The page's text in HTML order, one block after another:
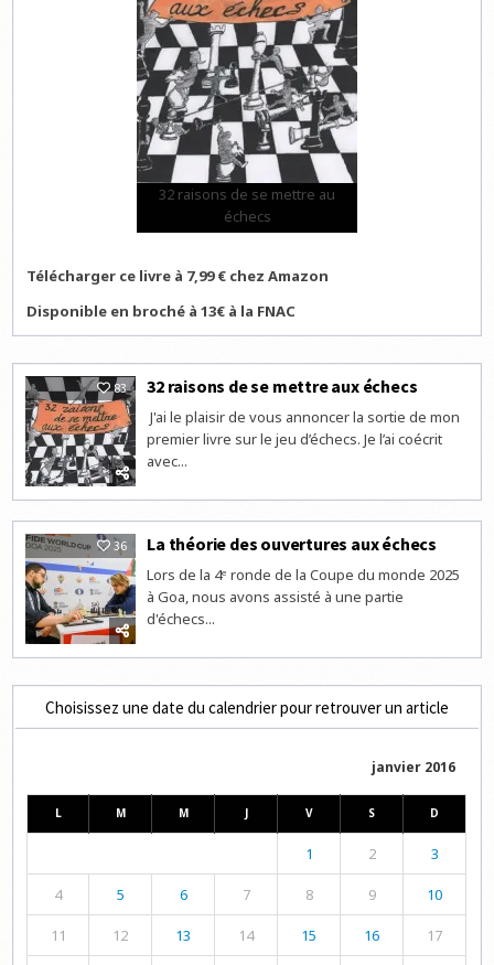
32 raisons de se mettre au
échecs
Télécharger ce livre à 7,99 € chez Amazon
Disponible en broché à 13€ à la FNAC
83 32 raisons de se mettre aux échecs
J'ai le plaisir de vous annoncer la sortie de mon
premier livre sur le jeu d’échecs. Je l’ai coécrit
avec...
36 La théorie des ouvertures aux échecs
Lors de la 4ᵉ ronde de la Coupe du monde 2025
à Goa, nous avons assisté à une partie
d'échecs...
Choisissez une date du calendrier pour retrouver un article
janvier 2016
L M M J V S D
1 2 3
4 5 6 7 8 9 10
11 12 13 14 15 16 17